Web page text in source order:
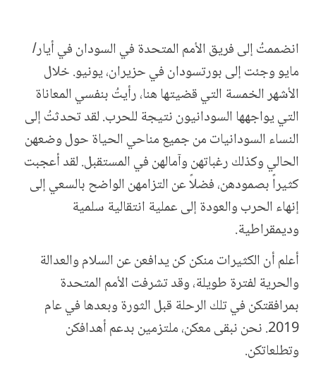
انضممتُ إلى فريق الأمم المتحدة في السودان في أيار/
مايو وجئت إلى بورتسودان في حزيران، يونيو. خلال
الأشهر الخمسة التي قضيتها هنا، رأيتُ بنفسي المعاناة
التي يواجهها السودانيون نتيجة للحرب.لقد تحدثتُ إلى
النساء السودانيات من جميع مناحي الحياة حول وضعهن
الحالي وكذلك رغباتهن وآمالهن في المستقبل. لقد أعجبت
كثيراً بصمودهن، فضلاً عن التزامهن الواضح بالسعي إلى
إنهاء الحرب والعودة إلى عملية انتقالية سلمية
وديمقراطية.
أعلم أن الكثيرات منكن كن يدافعن عن السلام والعدالة
والحرية لفترة طويلة، وقد تشرفت الأمم المتحدة
بمرافقتكن في تلك الرحلة قبل الثورة وبعدها في عام
2019. نحن نبقى معكن، ملتزمين بدعم أهدافكن
وتطلعاتكن.